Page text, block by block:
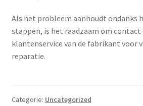
Als het probleem aanhoudt ondanks
stappen, is het raadzaam om
klantenservice van de fabrikant voor
reparatie.
Categorie: Uncategorized